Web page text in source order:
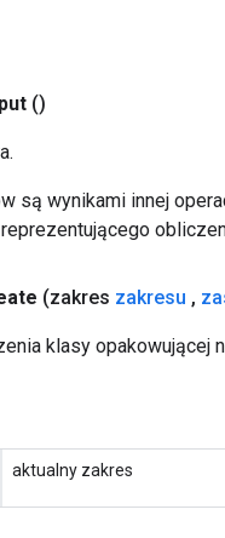
()
są wynikami innej
(zakres zakresu ,
klasy opakowującej
aktualny zakres